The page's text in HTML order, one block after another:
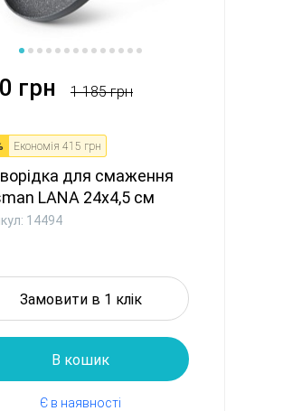
грн 1 185 грн
Економія 415 грн
для смаження
LANA 24x4,5 см
14494
Замовити в 1 клік
В кошик
Є в наявності